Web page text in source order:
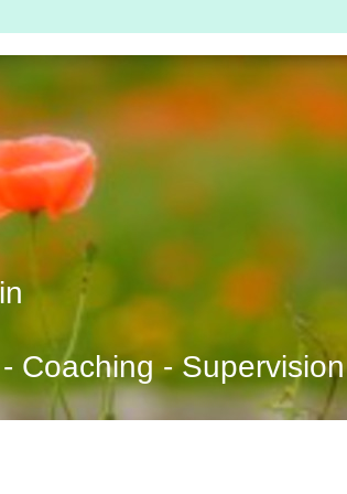
Coaching - Supervision